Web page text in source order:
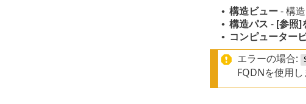
• 構造ビュー- 構造
• 構造パス - [参照]
• コンピューター
エラーの場合:
FQDNを使用し